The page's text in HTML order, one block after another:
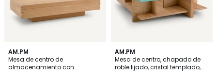
AM.PM
Mesa de centro de
almacenamiento con
5
/
5
AM.PM
Mesa de centro, chapado de
roble lijado, cristal templado,
4,8
/ 5